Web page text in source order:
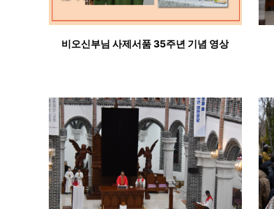
비오신부님 사제서품 35주년 기념 영상